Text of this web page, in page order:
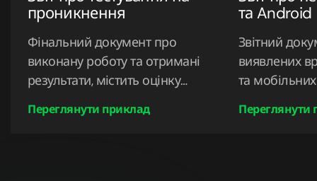
проникнення
Фінальний документ про
виконану роботу та отримані
результати, містить оцінку
поради.
Переглянути приклад
та Android
Звітний
виявлених
та
усунення
Переглянути